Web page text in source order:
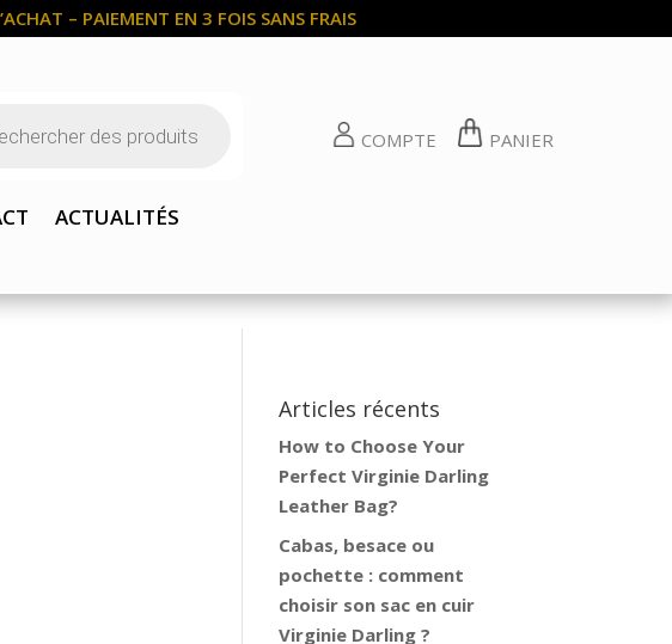
– PAIEMENT EN 3 FOIS SANS FRAIS
COMPTE PANIER
ACTUALITÉS
Articles récents
How to Choose Your
Perfect Virginie Darling
Leather Bag?
Cabas, besace ou
pochette : comment
choisir son sac en cuir
Virginie Darling ?